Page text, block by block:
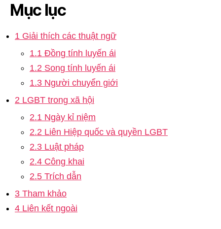
Mục lục
1 Giải thích các thuật ngữ
1.1 Đồng tính luyến ái
1.2 Song tính luyến ái
1.3 Người chuyển giới
2 LGBT trong xã hội
2.1 Ngày kỉ niệm
2.2 Liên Hiệp quốc và quyền LGBT
2.3 Luật pháp
2.4 Công khai
2.5 Trích dẫn
3 Tham khảo
4 Liên kết ngoài